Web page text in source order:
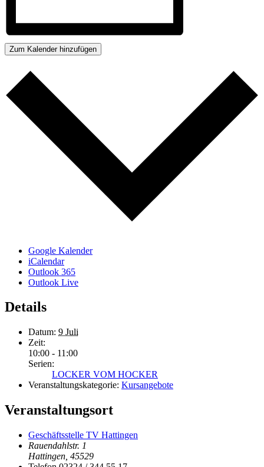
Zum Kalender hinzufügen
Google Kalender
iCalendar
Outlook 365
Outlook Live
Details
Datum: 9 Juli
Zeit:
10:00 - 11:00
Serien:
LOCKER VOM HOCKER
Veranstaltungskategorie: Kursangebote
Veranstaltungsort
Geschäftsstelle TV Hattingen
Rauendahlstr. 1
Hattingen 45529